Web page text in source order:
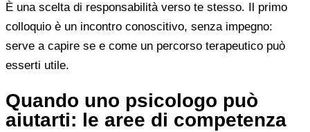
È una scelta di responsabilità verso te stesso. Il primo
colloquio è un incontro conoscitivo, senza impegno:
serve a capire se e come un percorso terapeutico può
esserti utile.
Quando uno psicologo può
aiutarti: le aree di competenza